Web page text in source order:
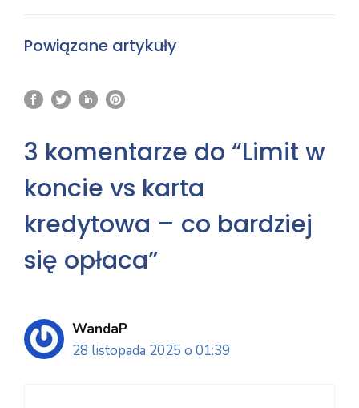
Powiązane artykuły
3 komentarze do “Limit w
koncie vs karta
kredytowa – co bardziej
się opłaca”
WandaP
28 listopada 2025 o 01:39